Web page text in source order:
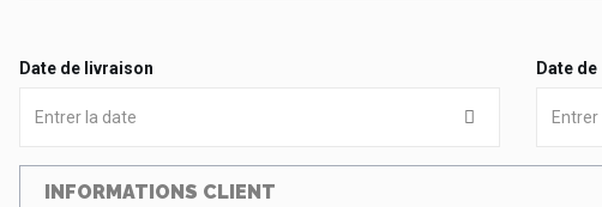
Date de livraison Date
INFORMATIONS CLIENT